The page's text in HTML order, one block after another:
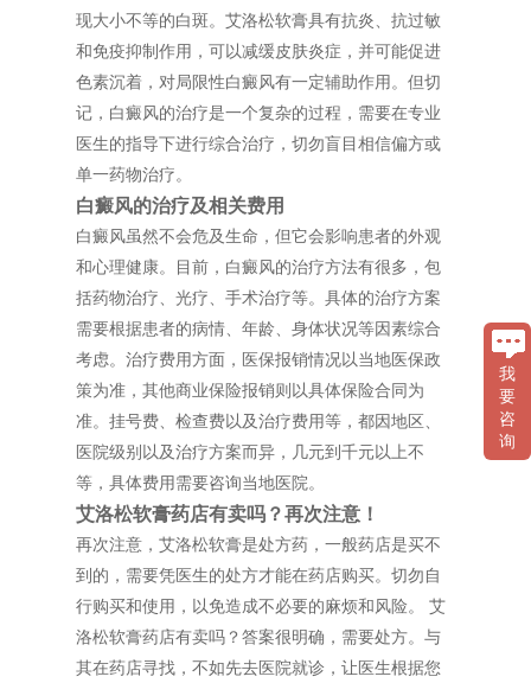
现大小不等的白斑。艾洛松软膏具有抗炎、抗过敏
和免疫抑制作用，可以减缓皮肤炎症，并可能促进
色素沉着，对局限性白癜风有一定辅助作用。但切
记，白癜风的治疗是一个复杂的过程，需要在专业
医生的指导下进行综合治疗，切勿盲目相信偏方或
单一药物治疗。
白癜风的治疗及相关费用
白癜风虽然不会危及生命，但它会影响患者的外观
和心理健康。目前，白癜风的治疗方法有很多，包
括药物治疗、光疗、手术治疗等。具体的治疗方案
需要根据患者的病情、年龄、身体状况等因素综合
考虑。治疗费用方面，医保报销情况以当地医保政
策为准，其他商业保险报销则以具体保险合同为
准。挂号费、检查费以及治疗费用等，都因地区、
医院级别以及治疗方案而异，几元到千元以上不
等，具体费用需要咨询当地医院。
艾洛松软膏药店有卖吗？再次注意！
再次注意，艾洛松软膏是处方药，一般药店是买不
到的，需要凭医生的处方才能在药店购买。切勿自
行购买和使用，以免造成不必要的麻烦和风险。 艾
洛松软膏药店有卖吗？答案很明确，需要处方。与
其在药店寻找，不如先去医院就诊，让医生根据您
我
要
咨
询